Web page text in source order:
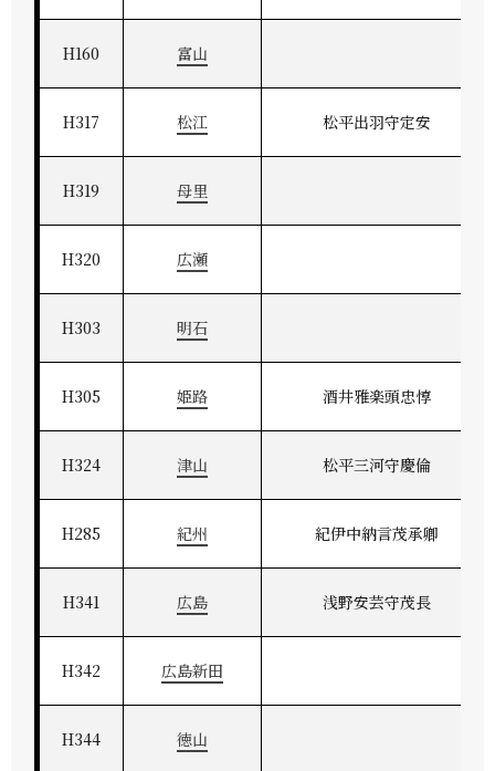
H160 富山
H317 松江 松平出羽守定安
H319 母里
H320 広瀬
H303 明石
H305 姫路 酒井雅楽頭忠惇
H324 津山 松平三河守慶倫
H285 紀州 紀伊中納言茂承卿
H341 広島 浅野安芸守茂長
H342 広島新田
H344 徳山